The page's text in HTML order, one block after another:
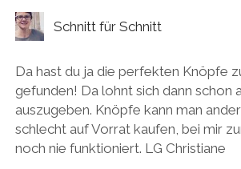
Schnitt für Schnitt
Da hast du ja die perfekten Knöpfe
gefunden! Da lohnt sich dann schon
auszugeben. Knöpfe kann man
schlecht auf Vorrat kaufen, bei mir
noch nie funktioniert. LG Christiane